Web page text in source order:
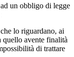
un obbligo di legge
lo riguardano, ai
quello avente finalità
di trattare